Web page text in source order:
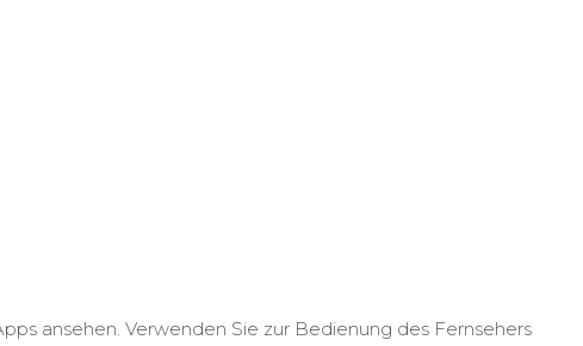
ansehen. Verwenden Sie zur Bedienung des Fernsehers